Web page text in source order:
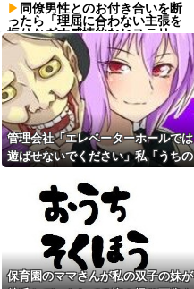
同僚男性とのお付き合いを断
ったら「理屈に合わない主張を
振りかざす感情的なヒステリー
女」と言いふらされて・・・
退職してしばらく経った頃、
元職場の取引先から連絡が来
た。話を聞くと納得できない内
容で…
義両親「空き家になるし住ん
でいいよ」私たち「じゃあお言
葉に甘えて…」→引っ越した途
端、予想外の出来事が待ってい
て…
予定より早めに家に帰宅。リ
ビングに「裸の嫁」と男がい
た。まさかの不倫現場に遭遇...
進学クラスで教師への不満を
抱えていた中学生。悩んだ末に
取った行動が大人にも響くもの
で…
管理会社「エレベーターホールでは
遊ばせないでください」私「うちの
の展開になり…
保育園のママさんが私の双子の妹が